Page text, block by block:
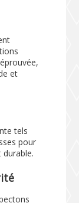
et
tels
pour